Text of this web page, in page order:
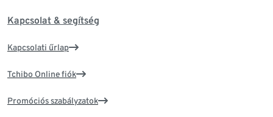
Kapcsolat & segítség
Kapcsolati űrlap
Tchibo Online fiók
Promóciós szabályzatok